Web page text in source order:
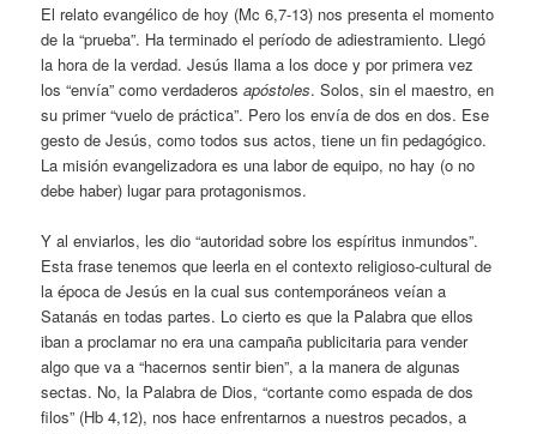
El relato evangélico de hoy (Mc 6,7-13) nos presenta el momento
de la “prueba”. Ha terminado el período de adiestramiento. Llegó
la hora de la verdad. Jesús llama a los doce y por primera vez
los “envía” como verdaderosapóstoles. Solos, sin el maestro, en
su primer “vuelo de práctica”. Pero los envía de dos en dos. Ese
gesto de Jesús, como todos sus actos, tiene un fin pedagógico.
La misión evangelizadora es una labor de equipo, no hay (o no
debe haber) lugar para protagonismos.
Y al enviarlos, les dio “autoridad sobre los espíritus inmundos”.
Esta frase tenemos que leerla en el contexto religioso-cultural de
la época de Jesús en la cual sus contemporáneos veían a
Satanás en todas partes. Lo cierto es que la Palabra que ellos
iban a proclamar no era una campaña publicitaria para vender
algo que va a “hacernos sentir bien”, a la manera de algunas
sectas. No, la Palabra de Dios, “cortante como espada de dos
filos” (Hb 4,12), nos hace enfrentarnos a nuestros pecados, a